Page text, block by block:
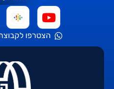
הצטרפו